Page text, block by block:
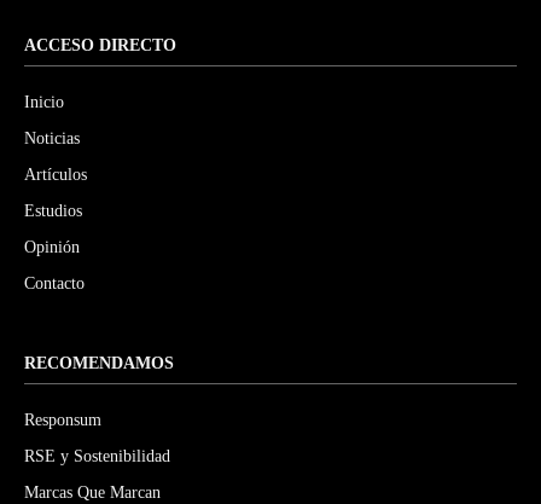
ACCESO DIRECTO
Inicio
Noticias
Artículos
Estudios
Opinión
Contacto
RECOMENDAMOS
Responsum
RSE y Sostenibilidad
Marcas Que Marcan